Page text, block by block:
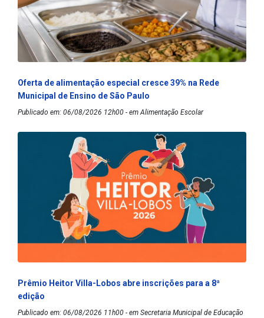
Oferta de alimentação especial cresce 39% na Rede
Municipal de Ensino de São Paulo
Publicado em: 06/08/2026 12h00 - em Alimentação Escolar
Prêmio Heitor Villa-Lobos abre inscrições para a 8ª
edição
Publicado em: 06/08/2026 11h00 - em Secretaria Municipal de Educação